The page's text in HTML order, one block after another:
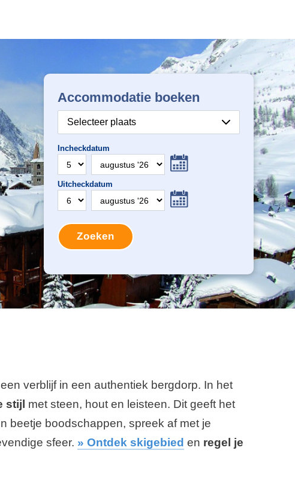
verblijf in een authentiek bergdorp. In het
stijl met steen, hout en leisteen. Dit geeft het
beetje boodschappen, spreek af met je
sfeer. » Ontdek skigebied en regel je